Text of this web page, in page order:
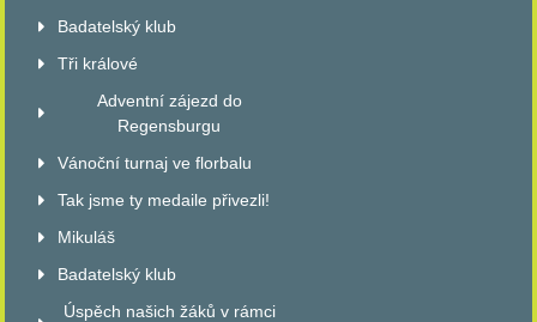
Badatelský klub
Tři králové
Adventní zájezd do
Regensburgu
Vánoční turnaj ve florbalu
Tak jsme ty medaile přivezli!
Mikuláš
Badatelský klub
Úspěch našich žáků v rámci